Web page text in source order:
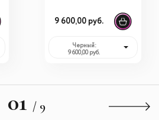
9 600,00 руб.
Черный:
9 600,00 руб.
01 / 9